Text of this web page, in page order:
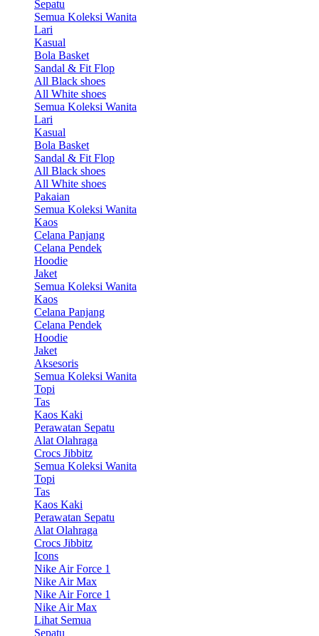
Sepatu
Semua Koleksi Wanita
Lari
Kasual
Bola Basket
Sandal & Fit Flop
All Black shoes
All White shoes
Semua Koleksi Wanita
Lari
Kasual
Bola Basket
Sandal & Fit Flop
All Black shoes
All White shoes
Pakaian
Semua Koleksi Wanita
Kaos
Celana Panjang
Celana Pendek
Hoodie
Jaket
Semua Koleksi Wanita
Kaos
Celana Panjang
Celana Pendek
Hoodie
Jaket
Aksesoris
Semua Koleksi Wanita
Topi
Tas
Kaos Kaki
Perawatan Sepatu
Alat Olahraga
Crocs Jibbitz
Semua Koleksi Wanita
Topi
Tas
Kaos Kaki
Perawatan Sepatu
Alat Olahraga
Crocs Jibbitz
Icons
Nike Air Force 1
Nike Air Max
Nike Air Force 1
Nike Air Max
Lihat Semua
Sepatu